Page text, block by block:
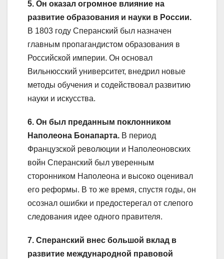
5. Он оказал огромное влияние на
развитие образования и науки в России.
В 1803 году Сперанский был назначен
главным пропагандистом образования в
Российской империи. Он основал
Вильнюсский университет, внедрил новые
методы обучения и содействовал развитию
науки и искусства.
6. Он был преданным поклонником
Наполеона Бонапарта. В период
Французской революции и Наполеоновских
войн Сперанский был уверенным
сторонником Наполеона и высоко оценивал
его реформы. В то же время, спустя годы, он
осознал ошибки и предостерегал от слепого
следования идее одного правителя.
7. Сперанский внес большой вклад в
развитие международной правовой